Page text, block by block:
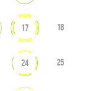
17 18
24 25